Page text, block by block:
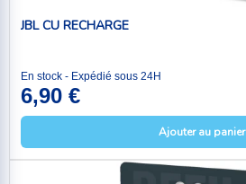
JBL CU RECHARGE
En stock - Expédié sous 24H
6,90 €
Ajouter au panier